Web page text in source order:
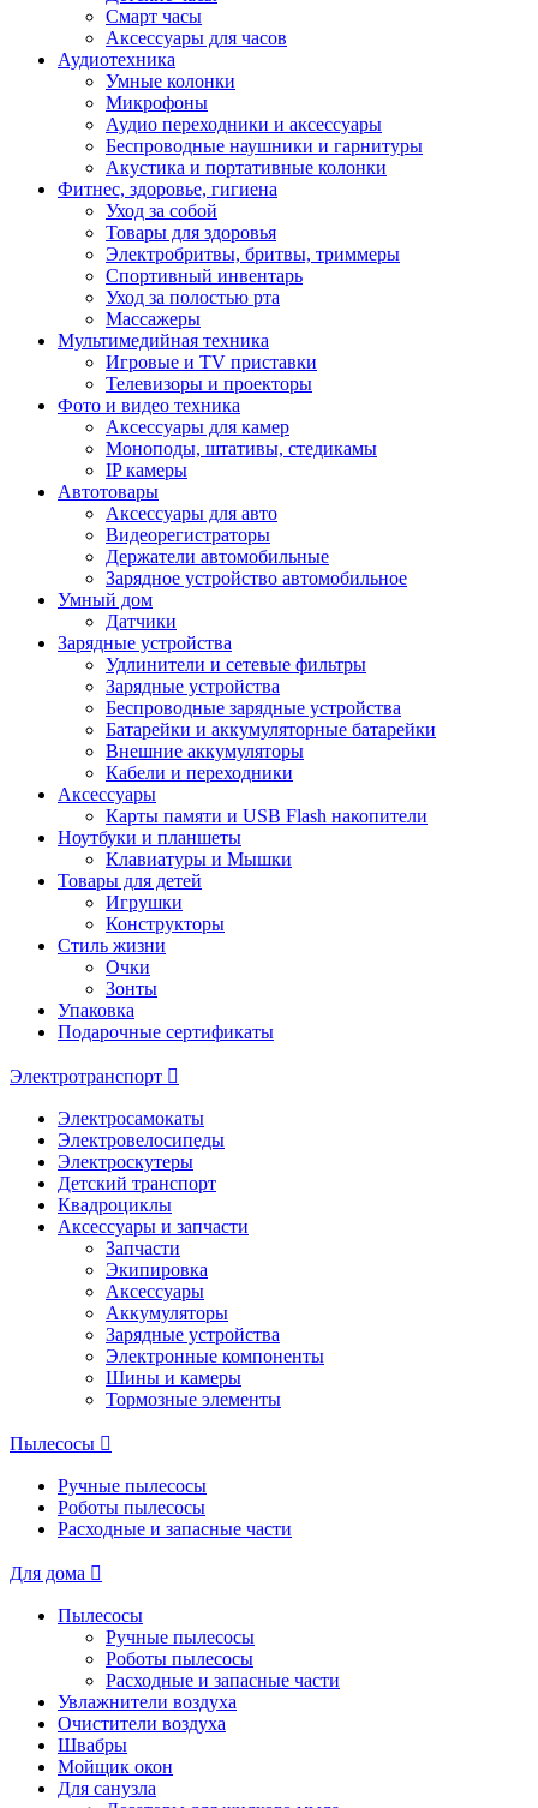
Смарт часы
Аксессуары для часов
Аудиотехника
Умные колонки
Микрофоны
Аудио переходники и аксессуары
Беспроводные наушники и гарнитуры
Акустика и портативные колонки
Фитнес, здоровье, гигиена
Уход за собой
Товары для здоровья
Электробритвы, бритвы, триммеры
Спортивный инвентарь
Уход за полостью рта
Массажеры
Мультимедийная техника
Игровые и TV приставки
Телевизоры и проекторы
Фото и видео техника
Аксессуары для камер
Моноподы, штативы, стедикамы
IP камеры
Автотовары
Аксессуары для авто
Видеорегистраторы
Держатели автомобильные
Зарядное устройство автомобильное
Умный дом
Датчики
Зарядные устройства
Удлинители и сетевые фильтры
Зарядные устройства
Беспроводные зарядные устройства
Батарейки и аккумуляторные батарейки
Внешние аккумуляторы
Кабели и переходники
Аксессуары
Карты памяти и USB Flash накопители
Ноутбуки и планшеты
Клавиатуры и Мышки
Товары для детей
Игрушки
Конструкторы
Стиль жизни
Очки
Зонты
Упаковка
Подарочные сертификаты
Электротранспорт
Электросамокаты
Электровелосипеды
Электроскутеры
Детский транспорт
Квадроциклы
Аксессуары и запчасти
Запчасти
Экипировка
Аксессуары
Аккумуляторы
Зарядные устройства
Электронные компоненты
Шины и камеры
Тормозные элементы
Пылесосы
Ручные пылесосы
Роботы пылесосы
Расходные и запасные части
Для дома
Пылесосы
Ручные пылесосы
Роботы пылесосы
Расходные и запасные части
Увлажнители воздуха
Очистители воздуха
Швабры
Мойщик окон
Для санузла